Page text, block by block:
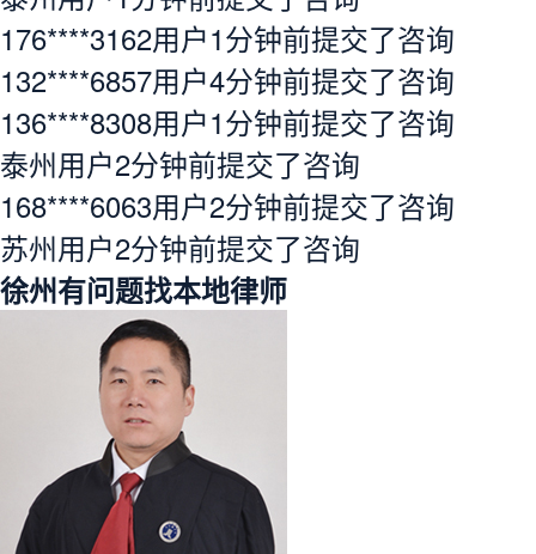
176****3162用户1分钟前提交了咨询
132****6857用户4分钟前提交了咨询
136****8308用户1分钟前提交了咨询
泰州用户2分钟前提交了咨询
168****6063用户2分钟前提交了咨询
苏州用户2分钟前提交了咨询
徐州有问题找本地律师